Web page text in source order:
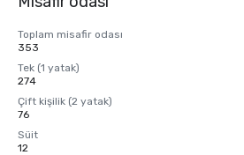
Toplam misafir odası
353
Tek (1 yatak)
274
Çift kişilik (2 yatak)
76
Süit
12